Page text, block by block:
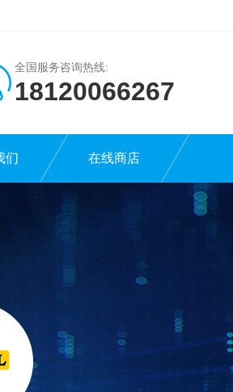
全国服务咨询热线:
18120066267
们 在线商店